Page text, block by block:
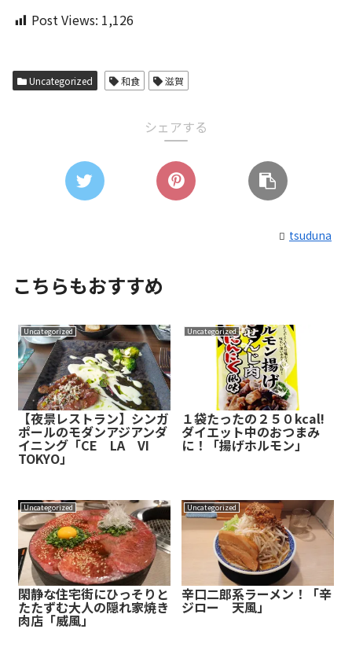
Post Views: 1,126
Uncategorized 和食 滋賀
シェアする
tsuduna
こちらもおすすめ
Uncategorized
【夜景レストラン】シンガ
ポールのモダンアジアンダ
イニング「CE LA VI
TOKYO」
Uncategorized
１袋たったの２５０kcal!
ダイエット中のおつまみ
に！「揚げホルモン」
Uncategorized
閑静な住宅街にひっそりと
たたずむ大人の隠れ家焼き
肉店「威風」
Uncategorized
辛口二郎系ラーメン！「辛
ジロー 天風」